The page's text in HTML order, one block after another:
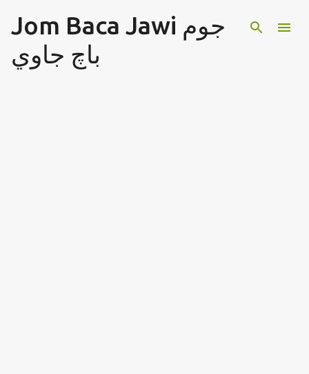
Langkau ke kandungan utamaJom Baca Jawi جوم
باچ جاوي